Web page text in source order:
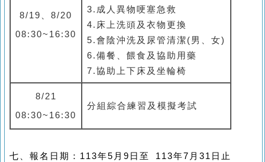
8/19
8/20
08:30~16:30
3. 成人異物哽塞急救
4. 床上洗頭及衣物更換
5.會陰沖洗及尿管清潔(男、女)
6.備餐、餵食及協助用藥
7.協助上下床及坐輪椅
8/21
08:30~16:30
分組綜合練習及模擬考試
七、報名日期：113年5月9日至 113年7月31日止